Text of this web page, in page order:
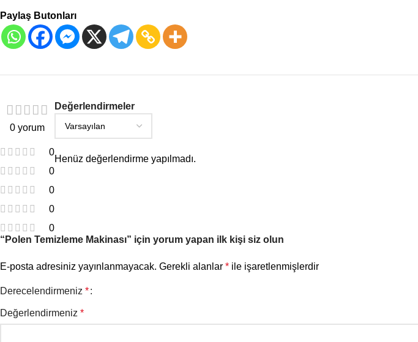
Paylaş Butonları
0 yorum
0
0
0
0
0
Değerlendirmeler
Henüz değerlendirme yapılmadı.
“Polen Temizleme Makinası” için yorum yapan ilk kişi siz olun
E-posta adresiniz yayınlanmayacak. Gerekli alanlar * ile işaretlenmişlerdir
Derecelendirmeniz *
Değerlendirmeniz *